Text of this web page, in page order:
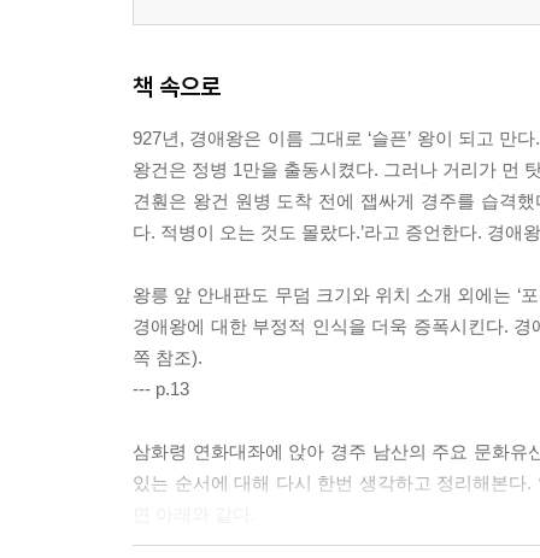
책 속으로
927년, 경애왕은 이름 그대로 ‘슬픈’ 왕이 되고 만
왕건은 정병 1만을 출동시켰다. 그러나 거리가 먼
견훤은 왕건 원병 도착 전에 잽싸게 경주를 습격
다. 적병이 오는 것도 몰랐다.’라고 증언한다. 경
왕릉 앞 안내판도 무덤 크기와 위치 소개 외에는 ‘
경애왕에 대한 부정적 인식을 더욱 증폭시킨다.
쪽 참조).
--- p.13
삼화령 연화대좌에 앉아 경주 남산의 주요 문화유
있는 순서에 대해 다시 한번 생각하고 정리해본